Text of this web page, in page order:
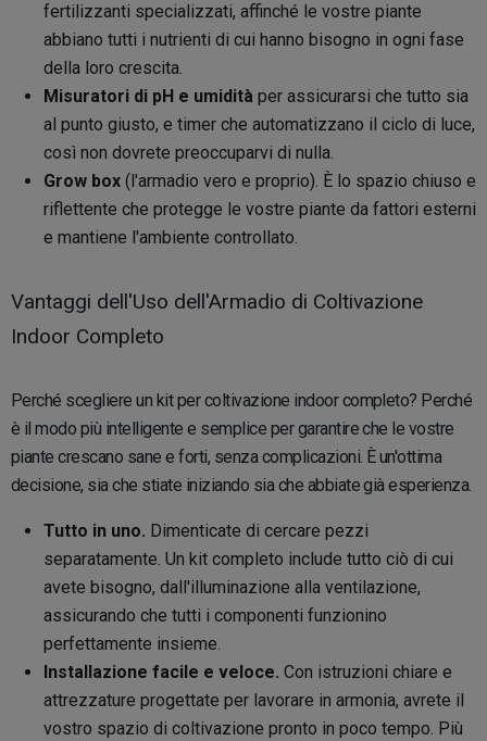
fertilizzanti specializzati, affinché le vostre piante
abbiano tutti i nutrienti di cui hanno bisogno in ogni fase
della loro crescita.
Misuratori di pH e umidità per assicurarsi che tutto sia
al punto giusto, e timer che automatizzano il ciclo di luce,
così non dovrete preoccuparvi di nulla.
Grow box (l'armadio vero e proprio). È lo spazio chiuso e
riflettente che protegge le vostre piante da fattori esterni
e mantiene l'ambiente controllato.
Vantaggi dell'Uso dell'Armadio di Coltivazione
Indoor Completo
Perché scegliere un kit per coltivazione indoor completo? Perché
è il modo più intelligente e semplice per garantire che le vostre
piante crescano sane e forti, senza complicazioni. È un'ottima
decisione, sia che stiate iniziando sia che abbiate già esperienza.
Tutto in uno. Dimenticate di cercare pezzi
separatamente. Un kit completo include tutto ciò di cui
avete bisogno, dall'illuminazione alla ventilazione,
assicurando che tutti i componenti funzionino
perfettamente insieme.
Installazione facile e veloce. Con istruzioni chiare e
attrezzature progettate per lavorare in armonia, avrete il
vostro spazio di coltivazione pronto in poco tempo. Più